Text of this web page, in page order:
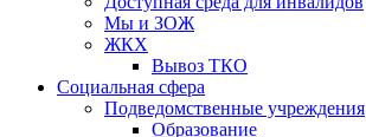
Мы и ЗОЖ
ЖКХ
Вывоз ТКО
Социальная сфера
Подведомственные учреждения
Образование